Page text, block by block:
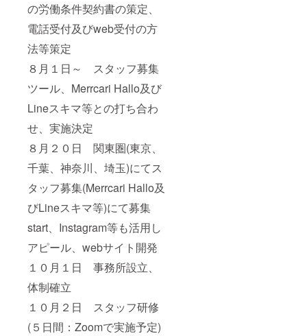
の労働条件契約書の策定、
電話受付及びweb受付の方
法等策定
８月１日～ スタッフ募集
ツール、Merrcari Hallo及び
Lineスキマ等との打ち合わ
せ、実施決定
８月２０日 関東圏(東京、
千葉、神奈川、埼玉)にてス
タッフ募集(Merrcari Hallo及
びLineスキマ等)にて募集
start、Instagram等も活用し
アピール、webサイト開発
１０月１日 事務所設立、
体制確立
１０月２日 スタッフ研修
(５日間：Zoomで実施予定)